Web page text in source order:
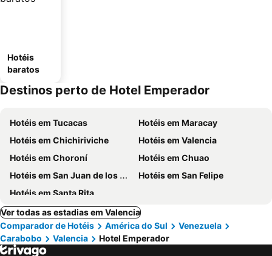
Hotéis
baratos
Destinos perto de Hotel Emperador
Hotéis em Tucacas
Hotéis em Maracay
Hotéis em Chichiriviche
Hotéis em Valencia
Hotéis em Choroní
Hotéis em Chuao
Hotéis em San Juan de los Morros
Hotéis em San Felipe
Hotéis em Santa Rita
Ver todas as estadias em Valencia
Comparador de Hotéis
América do Sul
Venezuela
Carabobo
Valencia Hotel Emperador